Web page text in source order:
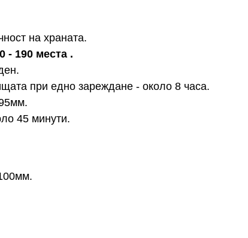
на храната.
- 190 места .
при едно зареждане - около 8 часа.
45 минути.